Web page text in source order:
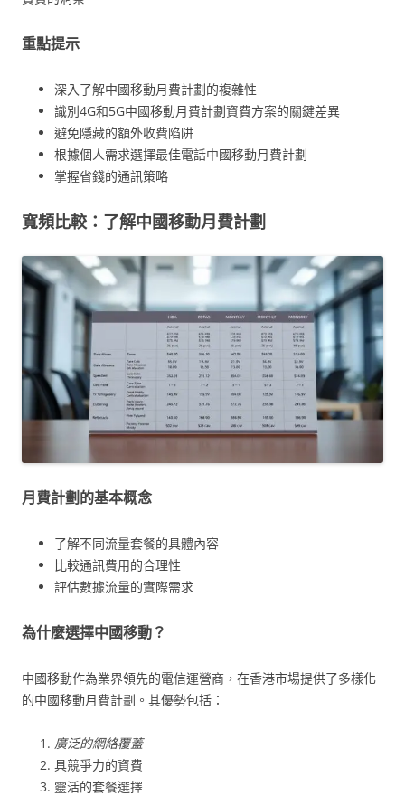
重點提示
深入了解中國移動月費計劃的複雜性
識別4G和5G中國移動月費計劃資費方案的關鍵差異
避免隱藏的額外收費陷阱
根據個人需求選擇最佳電話中國移動月費計劃
掌握省錢的通訊策略
寬頻比較：了解中國移動月費計劃
月費計劃的基本概念
了解不同流量套餐的具體內容
比較通訊費用的合理性
評估數據流量的實際需求
為什麼選擇中國移動？
中國移動作為業界領先的電信運營商，在香港市場提供了多樣化
的中國移動月費計劃。其優勢包括：
廣泛的網絡覆蓋
具競爭力的資費
靈活的套餐選擇